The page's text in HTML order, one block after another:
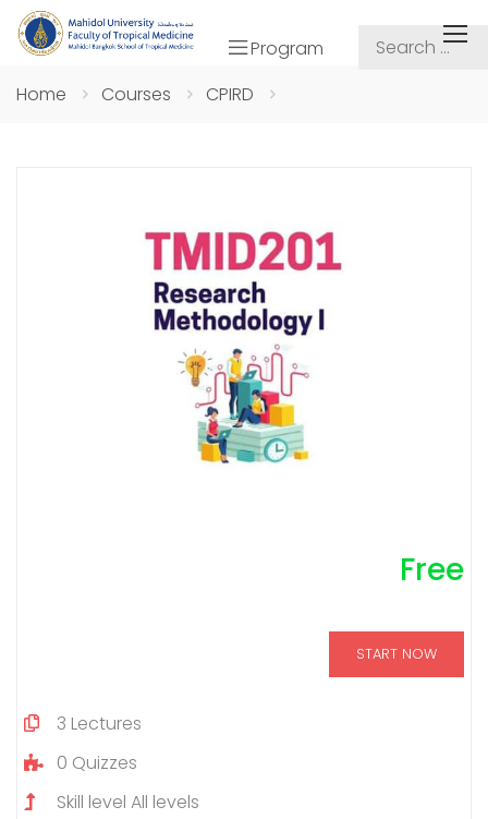
Program
Home
Courses CPIRD
Free
START NOW
3 Lectures
0 Quizzes
Skill level All levels